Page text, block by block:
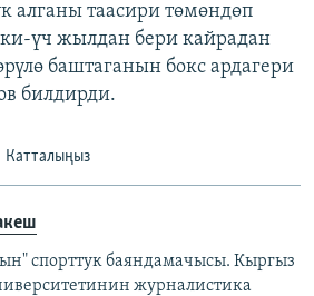
алганы таасири төмөндөп
үч жылдан бери кайрадан
баштаганын бокс ардагери
билдирди.
Катталыңыз
спорттук баяндамачысы. Кыргыз
журналистика